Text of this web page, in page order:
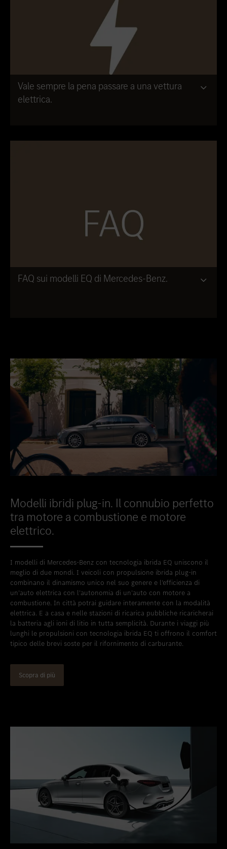
Vale sempre la pena passare a una vettura
elettrica.
FAQ sui modelli EQ di Mercedes-Benz.
Modelli ibridi plug-in. Il connubio perfetto
tra motore a combustione e motore
elettrico.
I modelli di Mercedes-Benz con tecnologia ibrida EQ uniscono il
meglio di due mondi. I veicoli con propulsione ibrida plug-in
combinano il dinamismo unico nel suo genere e l’efficienza di
un’auto elettrica con l’autonomia di un’auto con motore a
combustione. In città potrai guidare interamente con la modalità
elettrica. E a casa e nelle stazioni di ricarica pubbliche ricaricherai
la batteria agli ioni di litio in tutta semplicità. Durante i viaggi più
lunghi le propulsioni con tecnologia ibrida EQ ti offrono il comfort
tipico delle brevi soste per il rifornimento di carburante.
Scopra di più